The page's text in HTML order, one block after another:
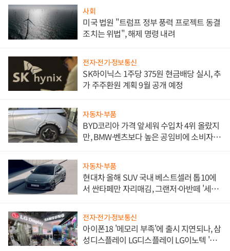
사회
미국 법원 "트럼프 정부 풍력 프로젝트 동결
조치는 위법", 해제 명령 내려
전자·전기·정보통신
SK하이닉스 1주당 375원 현금배당 실시, 추
가 주주환원 계획 9월 공개 예정
자동차·부품
BYD코리아 가격 앞세워 수입차 4위 올랐지
만, BMW·벤츠보다 높은 공임비에 소비자
자동차·부품
현대차 올해 SUV 국내 베스트셀러 톱10에
서 싼타페만 자리매김, 그랜저·아반떼 '세단
전자·전기·정보통신
아이폰18 '메모리 부족'에 출시 지연되나, 삼
성디스플레이 LG디스플레이 LG이노텍 '탈